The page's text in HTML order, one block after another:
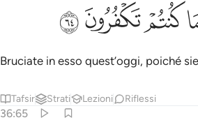
٦٤
٦٤
ﲍﲎﲏ
Bruciate in esso quest’oggi, poiché
Tafsir Strati Lezioni Riflessi
36:65